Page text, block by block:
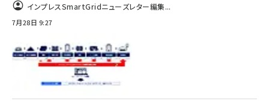
インプレスSmartGridニューズレター編集...
7月28日 9:27